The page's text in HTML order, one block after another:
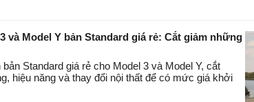
và Model Y bản Standard giá rẻ: Cắt giảm những
bản Standard giá rẻ cho Model 3 và Model Y, cắt
hiệu năng và thay đổi nội thất để có mức giá khởi